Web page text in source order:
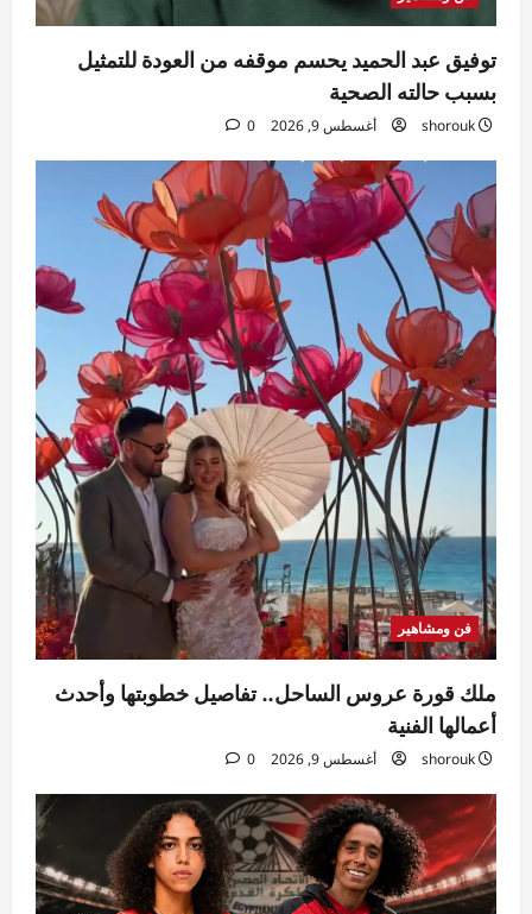
توفيق عبد الحميد يحسم موقفه من العودة للتمثيل
بسبب حالته الصحية
shorouk أغسطس 9, 2026 0
فن ومشاهير
ملك قورة عروس الساحل.. تفاصيل خطوبتها وأحدث
أعمالها الفنية
shorouk أغسطس 9, 2026 0